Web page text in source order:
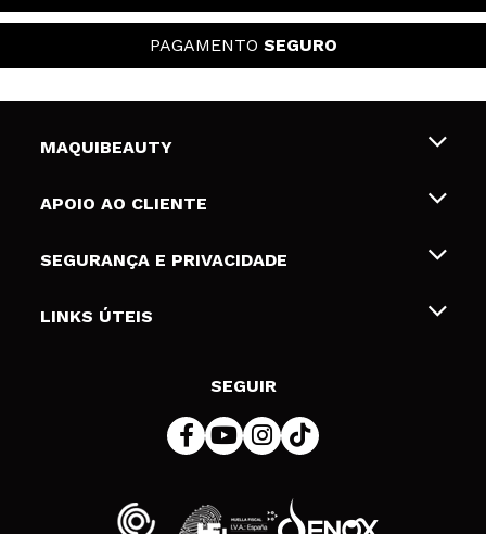
PAGAMENTO SEGURO
MAQUIBEAUTY
Sobre nós
Gift Cards
APOIO AO CLIENTE
Envios e Devoluções
Formas de pagamento
SEGURANÇA E PRIVACIDADE
Termos e Privacidade
LINKS ÚTEIS
SEGUIR